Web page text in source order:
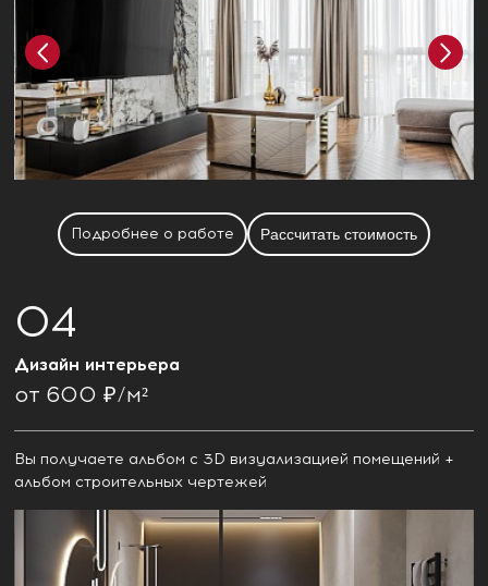
Подробнее о работе Рассчитать стоимость
Дизайн интерьера
от 600 ₽/м²
Вы получаете альбом с 3D визуализацией помещений +
альбом строительных чертежей